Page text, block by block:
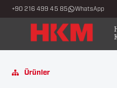
+90 216 499 45 85 WhatsApp
Ürünler